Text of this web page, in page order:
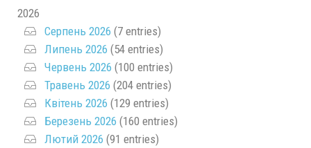
2026
Серпень 2026 (7 entries)
Липень 2026 (54 entries)
Червень 2026 (100 entries)
Травень 2026 (204 entries)
Квітень 2026 (129 entries)
Березень 2026 (160 entries)
Лютий 2026 (91 entries)